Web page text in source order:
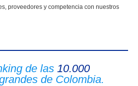
proveedores y competencia con nuestros
de las 10.000
de Colombia.